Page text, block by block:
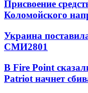
Присвоение
Коломойского
Украина
СМИ2801
В Fire Point
Patriot начнет